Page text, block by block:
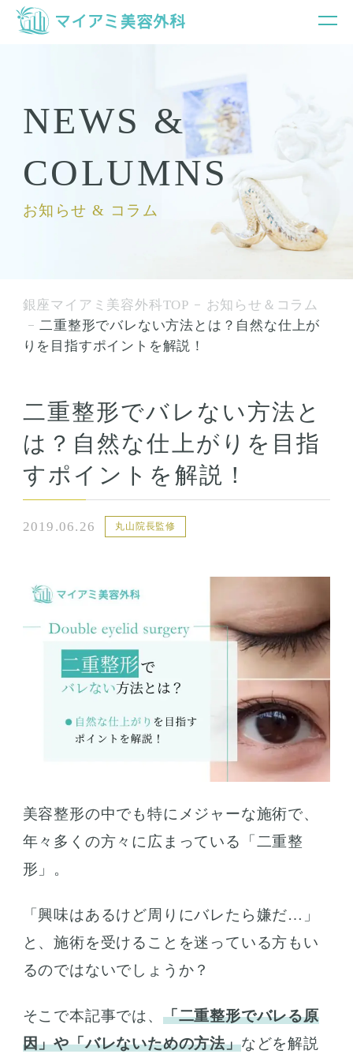
NEWS &
COLUMNS
お知らせ & コラム
銀座マイアミ美容外科TOP
お知らせ＆コラム
二重整形でバレない方法とは？自然な仕上が
りを目指すポイントを解説！
二重整形でバレない方法と
は？自然な仕上がりを目指
すポイントを解説！
2019.06.26 丸山院長監修
美容整形の中でも特にメジャーな施術で、
年々多くの方々に広まっている「二重整
形」。
「興味はあるけど周りにバレたら嫌だ…」
と、施術を受けることを迷っている方もい
るのではないでしょうか？
そこで本記事では、 「二重整形でバレる原
因」や「バレないための方法」などを解説